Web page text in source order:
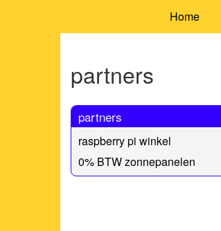
Home
partners
partners
raspberry pi winkel
0% BTW zonnepanelen